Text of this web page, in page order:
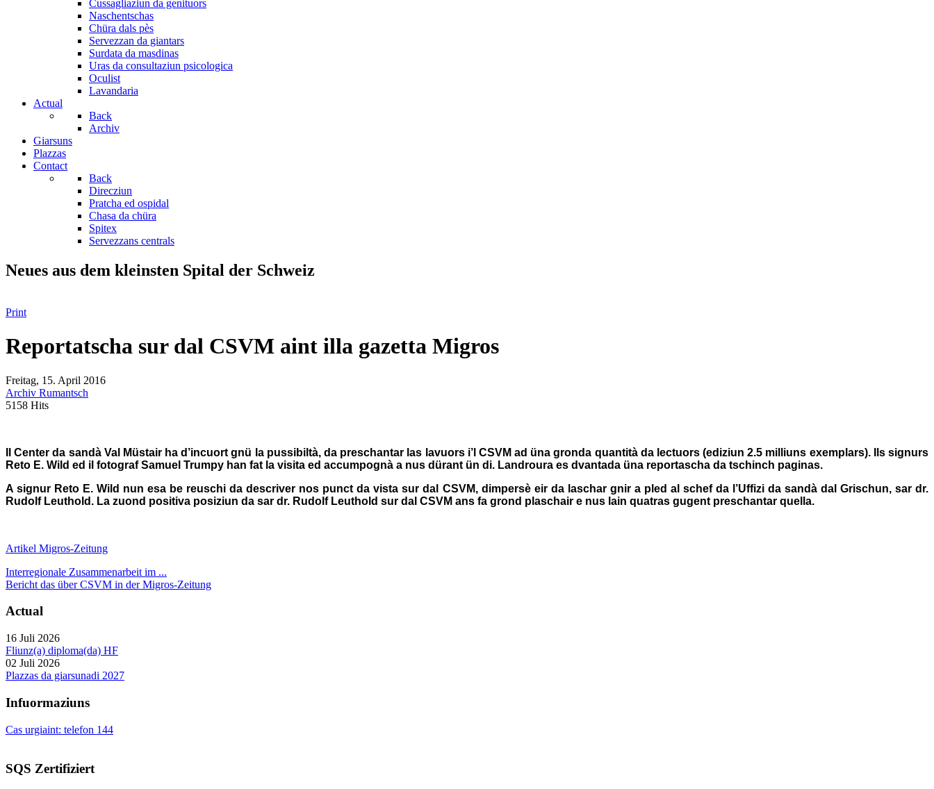
Cussagliaziun da genituors
Naschentschas
Chüra dals pès
Servezzan da giantars
Surdata da masdinas
Uras da consultaziun psicologica
Oculist
Lavandaria
Actual
Back
Archiv
Giarsuns
Plazzas
Contact
Back
Direcziun
Pratcha ed ospidal
Chasa da chüra
Spitex
Servezzans centrals
Neues aus dem kleinsten Spital der Schweiz
Print
Reportatscha sur dal CSVM aint illa gazetta Migros
Freitag, 15. April 2016
Archiv Rumantsch
5158 Hits
Il Center da sandà Val Müstair ha d’incuort gnü la pussibiltà, da preschantar las lavuors i’l CSVM ad üna gronda quantità da lectuors (ediziun 2.5 milliuns exemplars). Ils signurs
Reto E. Wild ed il fotograf Samuel Trumpy han fat la visita ed accumpognà a nus dürant ün di. Landroura es dvantada üna reportascha da tschinch paginas.
A signur Reto E. Wild nun esa be reuschi da descriver nos punct da vista sur dal CSVM, dimpersè eir da laschar gnir a pled al schef da l’Uffizi da sandà dal Grischun, sar dr.
Rudolf Leuthold. La zuond positiva posiziun da sar dr. Rudolf Leuthold sur dal CSVM ans fa grond plaschair e nus lain quatras gugent preschantar quella.
Artikel Migros-Zeitung
Interregionale Zusammenarbeit im ...
Bericht das über CSVM in der Migros-Zeitung
Actual
16 Juli 2026
Fliunz(a) diploma(da) HF
02 Juli 2026
Plazzas da giarsunadi 2027
Infuormaziuns
Cas urgiaint: telefon 144
SQS Zertifiziert